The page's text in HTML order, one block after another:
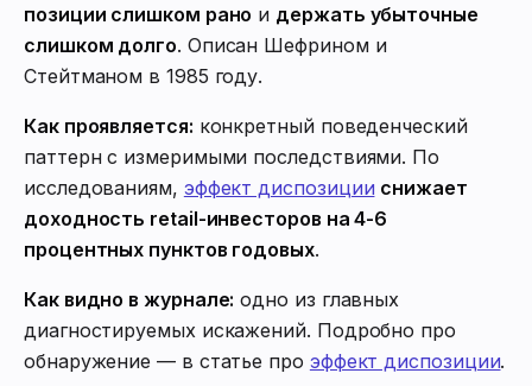
позиции слишком рано и держать убыточные
слишком долго. Описан Шефрином и
Стейтманом в 1985 году.
Как проявляется: конкретный поведенческий
паттерн с измеримыми последствиями. По
исследованиям, эффект диспозиции снижает
доходность retail-инвесторов на 4-6
процентных пунктов годовых.
Как видно в журнале: одно из главных
диагностируемых искажений. Подробно про
обнаружение — в статье про эффект диспозиции.